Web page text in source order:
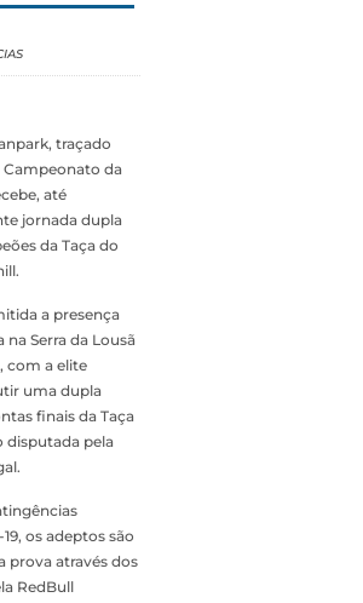
traçado
Campeonato da
até
jornada dupla
da Taça do
a presença
Serra da Lousã
com a elite
uma dupla
finais da Taça
disputada pela
os adeptos são
prova através dos
RedBull